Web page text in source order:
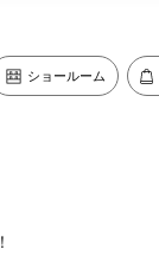
ショールーム